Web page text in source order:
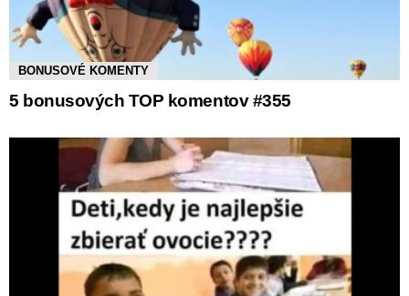
BONUSOVÉ KOMENTY
5 bonusových TOP komentov #355